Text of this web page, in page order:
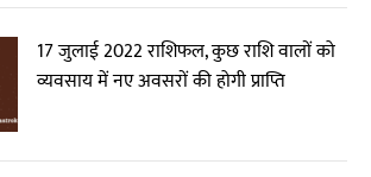
17 जुलाई 2022 राशिफल, कुछ राशि वालों को
व्यवसाय में नए अवसरों की होगी प्राप्ति